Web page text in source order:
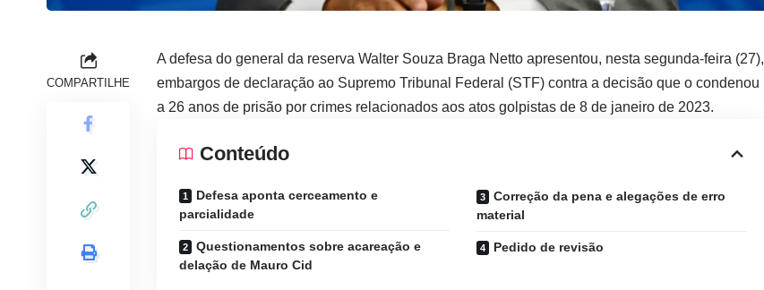
COMPARTILHE
A defesa do general da reserva Walter Souza Braga Netto apresentou, nesta segunda-feira (27),
embargos de declaração ao Supremo Tribunal Federal (STF) contra a decisão que o condenou
a 26 anos de prisão por crimes relacionados aos atos golpistas de 8 de janeiro de 2023.
Conteúdo
Defesa aponta cerceamento e
parcialidade
Questionamentos sobre acareação e
delação de Mauro Cid
Correção da pena e alegações de erro
material
Pedido de revisão